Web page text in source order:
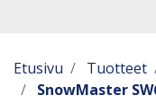
Etusivu Tuotteet
SnowMaster